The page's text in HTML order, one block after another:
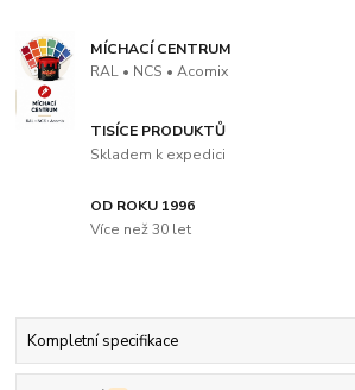
MÍCHACÍ CENTRUM
RAL • NCS • Acomix
TISÍCE PRODUKTŮ
Skladem k expedici
OD ROKU 1996
Více než 30 let
Kompletní specifikace